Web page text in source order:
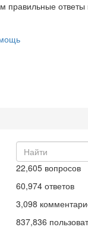
правильные
22,605вопросов
60,974ответов
3,098
837,836